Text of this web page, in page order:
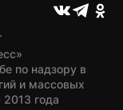
по надзору в
и массовых
года